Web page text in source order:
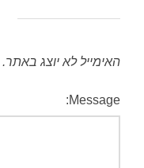
האימייל לא יוצג באתר.
Message: